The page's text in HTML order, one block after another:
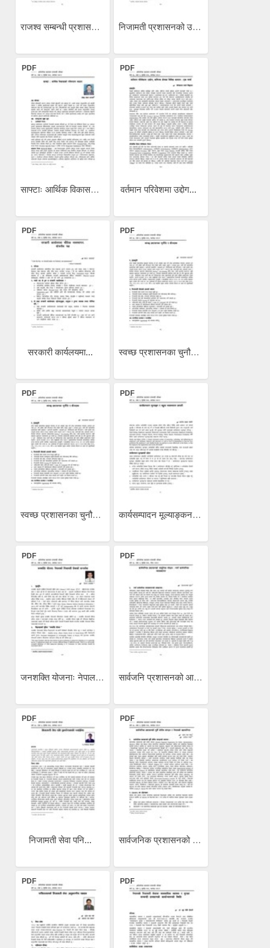
राजश्व सम्बन्धी प्रशासकीय... निजामती प्रशासनको उत्तम...
PDF
साफ्टाः आर्थिक विकासको...
PDF
वर्तमान परिवेशमा उद्दोग...
PDF
सरकारी कार्यलयमा...
PDF
स्वच्छ प्रशासनका चुनौति र...
PDF
स्वच्छ प्रशासनका चुनौति र...
PDF
कार्यसम्पादन मूल्याङ्कन र...
PDF
जनशक्ति योजनाः नेपालको...
PDF
सार्वजनि प्रशासनको आधुनिक...
PDF
निजामती सेवा पनि...
PDF
सार्वजनिक प्रशासनको पूर्वी...
PDF PDF